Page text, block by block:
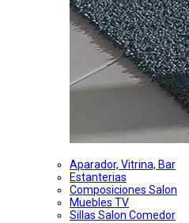
Aparador, Vitrina, Bar
Estanterias
Composiciones Salon
Muebles TV
Sillas Salon Comedor